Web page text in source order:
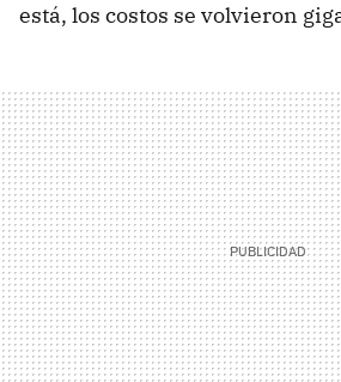
está, los costos se volvieron